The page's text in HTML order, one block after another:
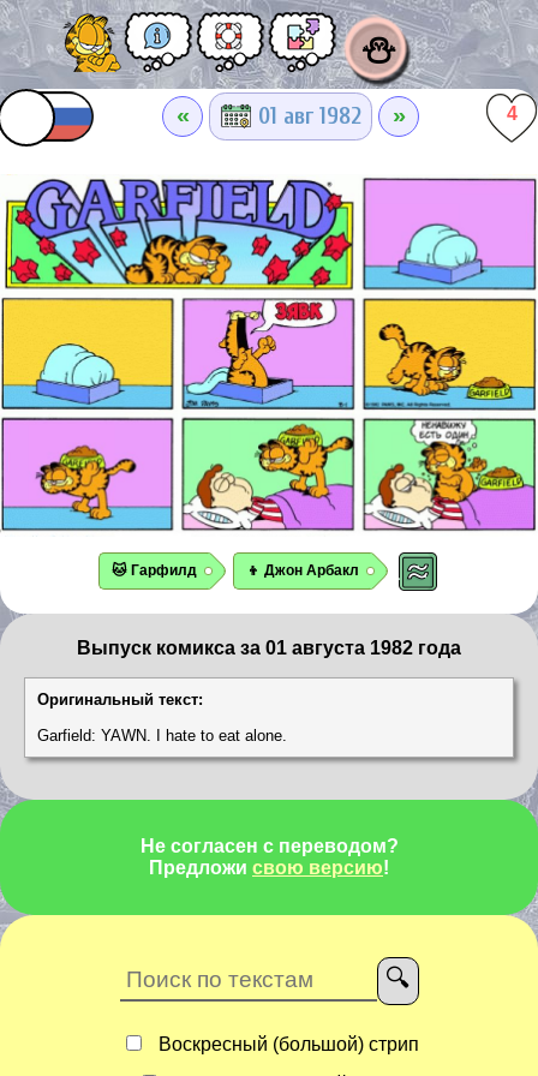
⛄
« 01 авг 1982 » 4
🐱 Гарфилд 👦 Джон Арбакл
Выпуск комикса за 01 августа 1982 года
Оригинальный текст:
Garfield: YAWN. I hate to eat alone.
Не согласен с переводом?
Предложи свою версию!
Воскресный (большой) стрип